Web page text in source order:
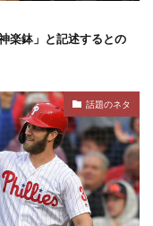
楽鉢」と記述するとの
話題のネタ